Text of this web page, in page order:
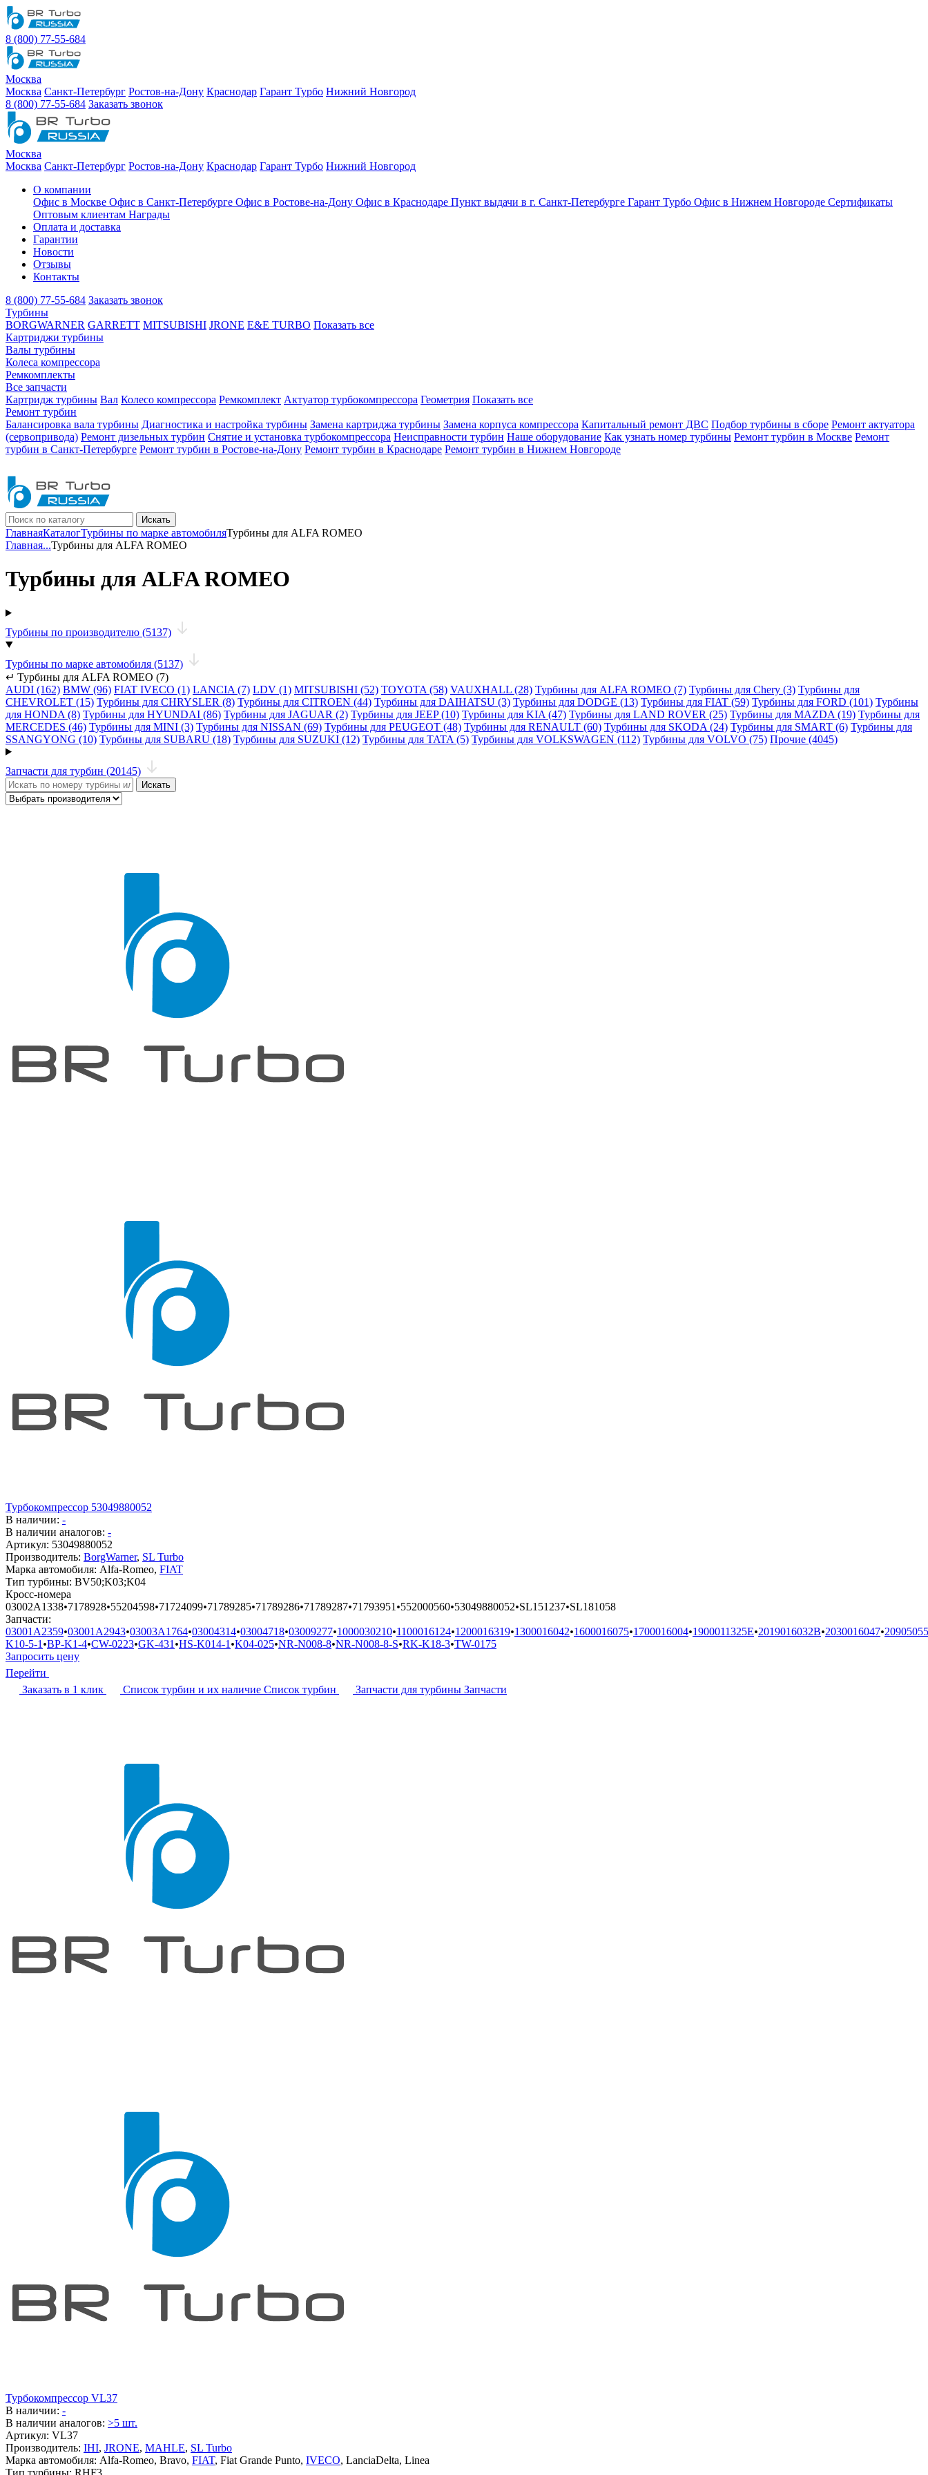
8 (800) 77-55-684
Москва
Москва Санкт-Петербург Ростов-на-Дону Краснодар Гарант Турбо Нижний Новгород
8 (800) 77-55-684 Заказать звонок
Москва
Москва Санкт-Петербург Ростов-на-Дону Краснодар Гарант Турбо Нижний Новгород
О компании
Офис в Москве Офис в Санкт-Петербурге Офис в Ростове-на-Дону Офис в Краснодаре Пункт выдачи в г. Санкт-Петербурге Гарант Турбо Офис в Нижнем Новгороде Сертификаты
Оптовым клиентам Награды
Оплата и доставка
Гарантии
Новости
Отзывы
Контакты
8 (800) 77-55-684 Заказать звонок
Турбины
BORGWARNER GARRETT MITSUBISHI JRONE E&E TURBO Показать все
Картриджи турбины
Валы турбины
Колеса компрессора
Ремкомплекты
Все запчасти
Картридж турбины Вал Колесо компрессора Ремкомплект Актуатор турбокомпрессора Геометрия Показать все
Ремонт турбин
Балансировка вала турбины Диагностика и настройка турбины Замена картриджа турбины Замена корпуса компрессора Капитальный ремонт ДВС Подбор турбины в сборе Ремонт актуатора
(сервопривода) Ремонт дизельных турбин Снятие и установка турбокомпрессора Неисправности турбин Наше оборудование Как узнать номер турбины Ремонт турбин в Москве Ремонт
турбин в Санкт-Петербурге Ремонт турбин в Ростове-на-Дону Ремонт турбин в Краснодаре Ремонт турбин в Нижнем Новгороде
Искать
ГлавнаяКаталогТурбины по марке автомобиляТурбины для ALFA ROMEO
Главная...Турбины для ALFA ROMEO
Турбины для ALFA ROMEO
Турбины по производителю (5137)
Турбины по марке автомобиля (5137)
↵ Турбины для ALFA ROMEO (7)
AUDI (162) BMW (96) FIAT IVECO (1) LANCIA (7) LDV (1) MITSUBISHI (52) TOYOTA (58) VAUXHALL (28) Турбины для ALFA ROMEO (7) Турбины для Chery (3) Турбины для
CHEVROLET (15) Турбины для CHRYSLER (8) Турбины для CITROEN (44) Турбины для DAIHATSU (3) Турбины для DODGE (13) Турбины для FIAT (59) Турбины для FORD (101) Турбины
для HONDA (8) Турбины для HYUNDAI (86) Турбины для JAGUAR (2) Турбины для JEEP (10) Турбины для KIA (47) Турбины для LAND ROVER (25) Турбины для MAZDA (19) Турбины для
MERCEDES (46) Турбины для MINI (3) Турбины для NISSAN (69) Турбины для PEUGEOT (48) Турбины для RENAULT (60) Турбины для SKODA (24) Турбины для SMART (6) Турбины для
SSANGYONG (10) Турбины для SUBARU (18) Турбины для SUZUKI (12) Турбины для TATA (5) Турбины для VOLKSWAGEN (112) Турбины для VOLVO (75) Прочие (4045)
Запчасти для турбин (20145)
Искать
Турбокомпрессор 53049880052
В наличии: -
В наличии аналогов: -
Артикул: 53049880052
Производитель: BorgWarner, SL Turbo
Марка автомобиля: Alfa-Romeo, FIAT
Тип турбины: BV50;K03;K04
Кросс-номера
03002A1338•7178928•55204598•71724099•71789285•71789286•71789287•71793951 •552000560•53049880052•SL151237•SL181058
Запчасти:
03001A2359•03001A2943•03003A1764•03004314•03004718•03009277•1000030210•1100016124•1200016319•1300016042•1600016075•1700016004•1900011325E•2019016032B•2030016047•
K10-5-1 •BP-K1-4•CW-0223•GK-431 •HS-K014-1 •K04-025•NR-N008-8•NR-N008-8-S•RK-K18-3•TW-0175
Запросить цену
Перейти
Заказать в 1 клик
Список турбин и их наличие Список турбин Запчасти для турбины Запчасти
Турбокомпрессор VL37
В наличии: -
В наличии аналогов: >5 шт.
Артикул: VL37
Производитель: IHI, JRONE, MAHLE, SL Turbo
Марка автомобиля: Alfa-Romeo, Bravo, FIAT, Fiat Grande Punto, IVECO, LanciaDelta, Linea
Тип турбины: RHF3